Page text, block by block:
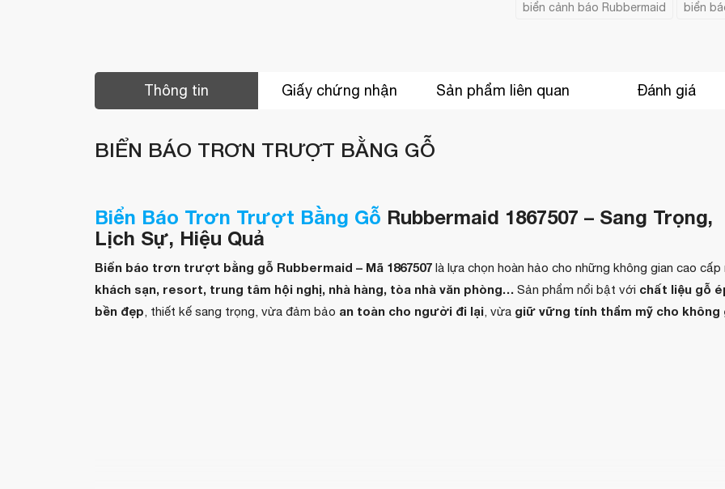
biển cảnh báo Rubbermaid biển
Thông tin Giấy chứng nhận Sản phẩm liên quan Đánh giá
BIỂN BÁO TRƠN TRƯỢT BẰNG GỖ
Biển Báo Trơn Trượt Bằng Gỗ Rubbermaid 1867507 – Sang Trọng,
Lịch Sự, Hiệu Quả
Biển báo trơn trượt bằng gỗ Rubbermaid – Mã 1867507 là lựa chọn hoàn hảo cho những không gian cao cấp
khách sạn, resort, trung tâm hội nghị, nhà hàng, tòa nhà văn phòng… Sản phẩm nổi bật với chất liệu gỗ
bền đẹp, thiết kế sang trọng, vừa đảm bảo an toàn cho người đi lại, vừa giữ vững tính thẩm mỹ cho không